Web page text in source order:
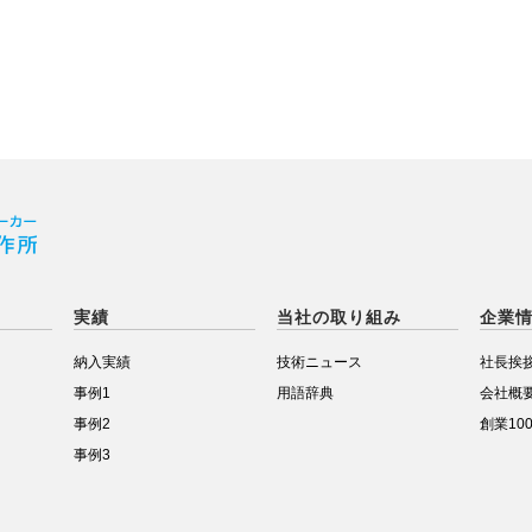
実績
納入実績
事例1
事例2
事例3
当社の取り組み
技術ニュース
用語辞典
企業
社長挨
会社概
創業